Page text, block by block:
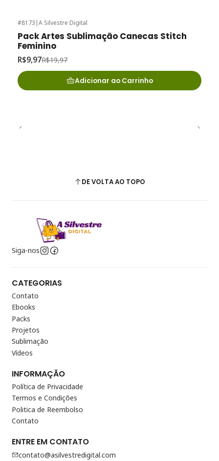
#8173 |A Silvestre Digital
Pack Artes Sublimação Canecas Stitch
Feminino
R$9,97R$19,97
Adicionar ao Carrinho
DE VOLTA AO TOPO
Siga-nos
CATEGORIAS
Contato
Ebooks
Packs
Projetos
Sublimação
Vídeos
INFORMAÇÃO
Política de Privacidade
Termos e Condições
Politica de Reembolso
Contato
ENTRE EM CONTATO
contato@asilvestredigital.com